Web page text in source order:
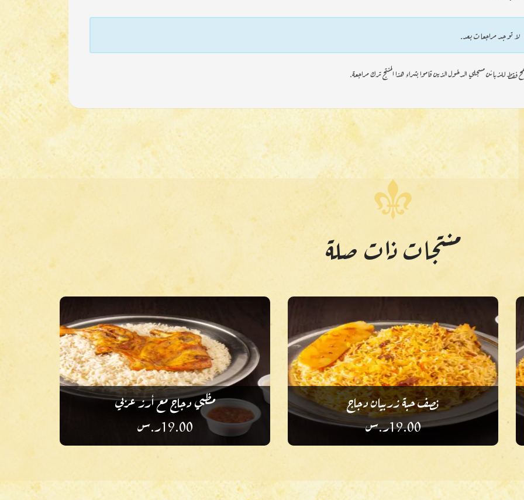
لا توجد مراجعات بعد.
فقط للزبائن مسجلي الدخول الذين قاموا بشراء هذا المنتج ترك مراجعة.
منتجات ذات صلة
نصف حبة زربيان دجاج
19.00ر.س
أضف إلى أطباقك المفضلة
مظبي دجاج مع أرز عربي
19.00ر.س
أضف إلى أطباقك المفضلة